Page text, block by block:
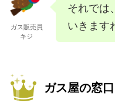
ガス販売員
キジ
それでは
いきます
ガス屋の窓口